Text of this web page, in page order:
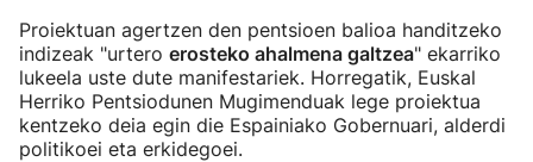
Proiektuan agertzen den pentsioen balioa handitzeko
indizeak "urtero erosteko ahalmena galtzea" ekarriko
lukeela uste dute manifestariek. Horregatik, Euskal
Herriko Pentsiodunen Mugimenduak lege proiektua
kentzeko deia egin die Espainiako Gobernuari, alderdi
politikoei eta erkidegoei.